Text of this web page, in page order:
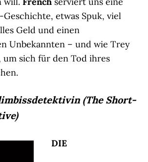
etwas Spuk, viel
Geld und einen
Unbekannten – und wie Trey
um sich für den Tod ihres
(The Short-
DIE